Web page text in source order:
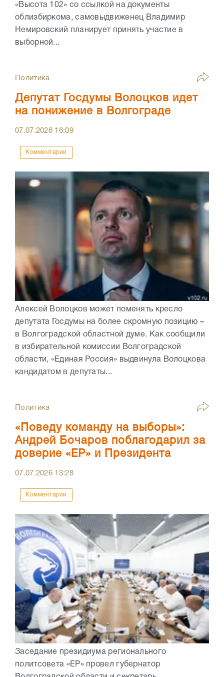
«Высота 102» со ссылкой на документы
облизбиркома, самовыдвиженец Владимир
Немировский планирует принять участие в
выборной...
Политика
Депутат Госдумы Волоцков идет
на понижение в Волгограде
07.07.2026 16:09
Комментарии
Алексей Волоцков может поменять кресло
депутата Госдумы на более скромную позицию –
в Волгоградской областной думе. Как сообщили
в избирательной комиссии Волгоградской
области, «Единая Россия» выдвинула Волоцкова
кандидатом в депутаты...
Политика
«Поведу команду на выборы»:
Андрей Бочаров поблагодарил за
доверие «ЕР» и Президента
07.07.2026 13:28
Комментарии
Заседание президиума регионального
политсовета «ЕР» провел губернатор